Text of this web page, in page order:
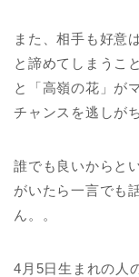
また、相手も好意
と諦めてしまうこ
と「高嶺の花」が
チャンスを逃しが
誰でも良いからと
がいたら一言でも
ん。。
4月5日生まれの人